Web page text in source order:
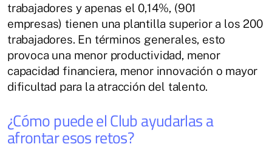
trabajadores y apenas el 0,14%, (901
empresas) tienen una plantilla superior a los 200
trabajadores. En términos generales, esto
provoca una menor productividad, menor
capacidad financiera, menor innovación o mayor
dificultad para la atracción del talento.
¿Cómo puede el Club ayudarlas a
afrontar esos retos?